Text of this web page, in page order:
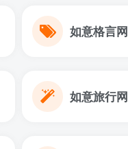
如意格言网
如意旅行网